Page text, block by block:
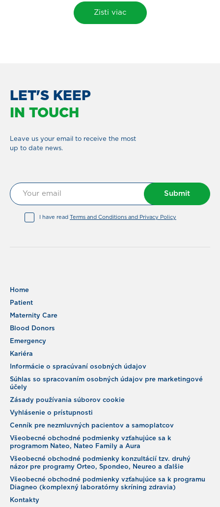
Zisti viac
LET'S KEEP
IN TOUCH
Leave us your email to receive the most
up to date news.
Submit
I have read Terms and Conditions and Privacy Policy
Home
Patient
Maternity Care
Blood Donors
Emergency
Kariéra
Informácie o spracúvaní osobných údajov
Súhlas so spracovaním osobných údajov pre marketingové
účely
Zásady používania súborov cookie
Vyhlásenie o prístupnosti
Cenník pre nezmluvných pacientov a samoplatcov
Všeobecné obchodné podmienky vzťahujúce sa k
programom Nateo, Nateo Family a Aura
Všeobecné obchodné podmienky konzultácií tzv. druhý
názor pre programy Orteo, Spondeo, Neureo a ďalšie
Všeobecné obchodné podmienky vzťahujúce sa k programu
Diagneo (komplexný laboratórny skríning zdravia)
Kontakty